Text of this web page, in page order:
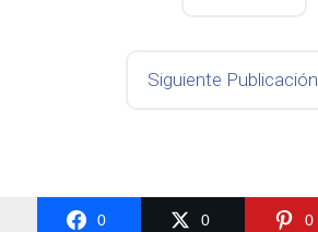
Siguiente Publicación
0 0 0